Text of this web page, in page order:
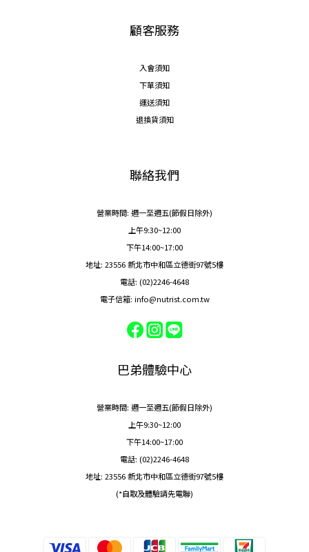
顧客服務
入會須知
下單須知
運送須知
退換貨須知
聯絡我們
營業時間: 週一至週五(節假日除外)
上午9:30~12:00
下午14:00~17:00
地址: 23556 新北市中和區立德街97號5樓
電話: (02)2246-4648
電子信箱: info@nutrist.com.tw
巴弟體驗中心
營業時間: 週一至週五(節假日除外)
上午9:30~12:00
下午14:00~17:00
電話: (02)2246-4648
地址: 23556 新北市中和區立德街97號5樓
(*自取及體驗請先電聯)